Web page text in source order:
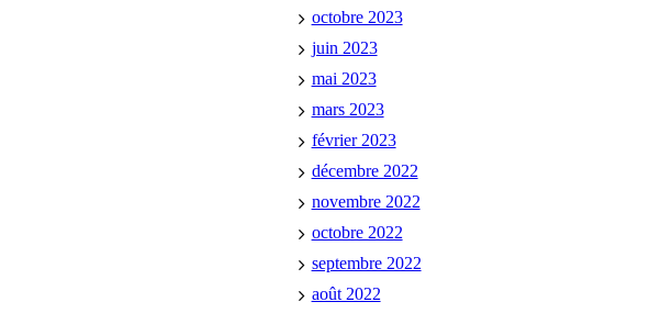
octobre 2023
juin 2023
mai 2023
mars 2023
février 2023
décembre 2022
novembre 2022
octobre 2022
septembre 2022
août 2022